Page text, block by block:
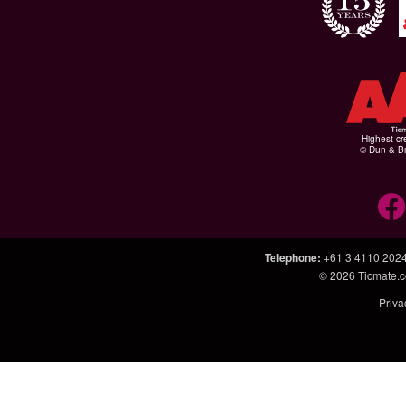
Highest
© Dun &
Telephone: +61 3 4110
© 2026